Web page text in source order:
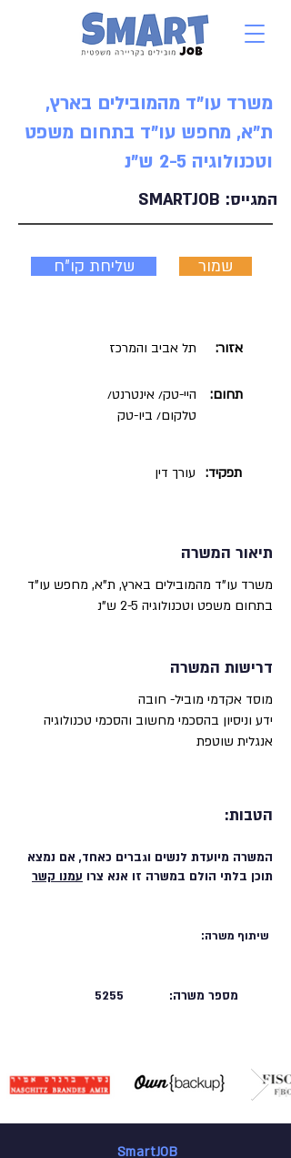
משרד עו"ד מהמובילים בארץ,
ת"א, מחפש עו"ד בתחום משפט
וטכנולוגיה 2-5 ש"נ
SMARTJOB המגייס:
שליחת קו"ח שמור
תל אביב והמרכז אזור:
היי-טק/ אינטרנט/
טלקום/ ביו-טק
תחום:
עורך דין תפקיד:
תיאור המשרה
משרד עו"ד מהמובילים בארץ, ת"א, מחפש עו"ד
בתחום משפט וטכנולוגיה 2-5 ש"נ
דרישות המשרה
מוסד אקדמי מוביל- חובה
ידע וניסיון בהסכמי מחשוב והסכמי טכנולוגיה
אנגלית שוטפת
הטבות:
המשרה מיועדת לנשים וגברים כאחד, אם נמצא
תוכן בלתי הולם במשרה זו אנא צרו עמנו קשר
שיתוף משרה:
5255 מספר משרה:
SmartJOB